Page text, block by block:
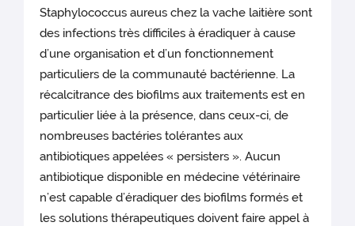
Staphylococcus aureus chez la vache laitière sont
des infections très difficiles à éradiquer à cause
d’une organisation et d’un fonctionnement
particuliers de la communauté bactérienne. La
récalcitrance des biofilms aux traitements est en
particulier liée à la présence, dans ceux-ci, de
nombreuses bactéries tolérantes aux
antibiotiques appelées « persisters ». Aucun
antibiotique disponible en médecine vétérinaire
n’est capable d’éradiquer des biofilms formés et
les solutions thérapeutiques doivent faire appel à